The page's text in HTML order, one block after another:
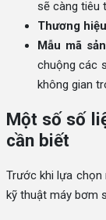
sẽ càng tiêu
Thương
Mẫu mã
chuộng các
không gian
Một số số
cần biết
Trước khi lựa chọn
kỹ thuật máy bơm